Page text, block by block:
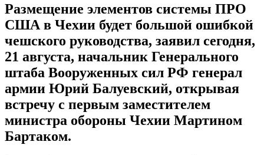
Размещение элементов системы ПРО
США в Чехии будет большой ошибкой
чешского руководства, заявил сегодня,
21 августа, начальник Генерального
штаба Вооруженных сил РФ генерал
армии Юрий Балуевский, открывая
встречу с первым заместителем
министра обороны Чехии Мартином
Бартаком.